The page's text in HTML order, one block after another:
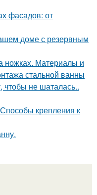
фасадов: от
доме с резервным
ножках. Материалы и
стальной ванны
чтобы не шаталась..
Способы крепления к